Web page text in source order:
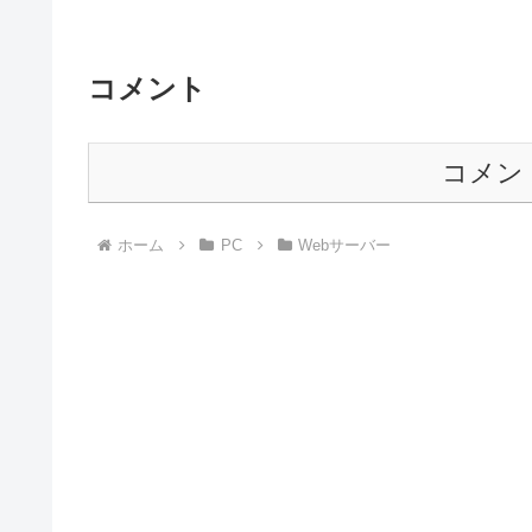
コメント
コメン
ホーム PC Webサーバー